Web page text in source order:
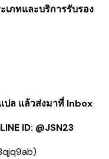
เภทและบริการรับรอง
ปล แล้วส่งมาที่ Inbox
ID: @JSN23
)